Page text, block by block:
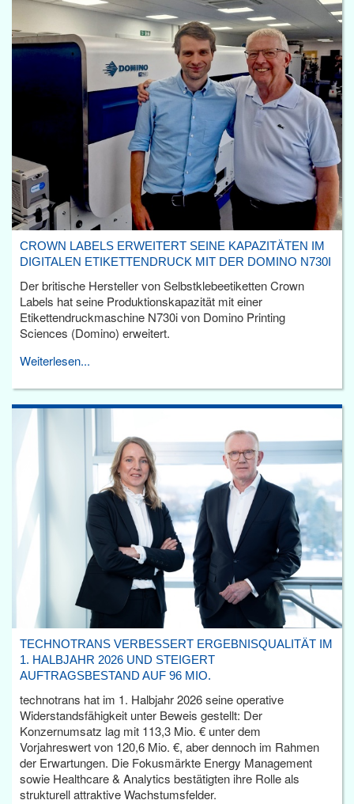
CROWN LABELS ERWEITERT SEINE KAPAZITÄTEN IM
DIGITALEN ETIKETTENDRUCK MIT DER DOMINO N730I
Der britische Hersteller von Selbstklebeetiketten Crown
Labels hat seine Produktionskapazität mit einer
Etikettendruckmaschine N730i von Domino Printing
Sciences (Domino) erweitert.
Weiterlesen...
TECHNOTRANS VERBESSERT ERGEBNISQUALITÄT IM
1. HALBJAHR 2026 UND STEIGERT
AUFTRAGSBESTAND AUF 96 MIO.
technotrans hat im 1. Halbjahr 2026 seine operative
Widerstandsfähigkeit unter Beweis gestellt: Der
Konzernumsatz lag mit 113,3 Mio. € unter dem
Vorjahreswert von 120,6 Mio. €, aber dennoch im Rahmen
der Erwartungen. Die Fokusmärkte Energy Management
sowie Healthcare & Analytics bestätigten ihre Rolle als
strukturell attraktive Wachstumsfelder.